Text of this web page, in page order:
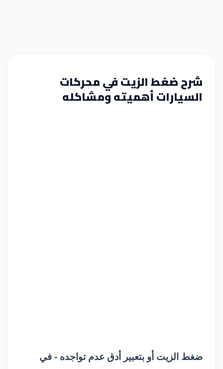
شرح ضغط الزيت في محركات
السيارات أهميته ومشاكله
ضغط الزيت أو بتعبير أدق عدم تواجده - في